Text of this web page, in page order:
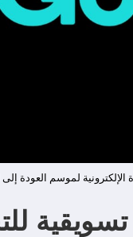
لموسم العودة